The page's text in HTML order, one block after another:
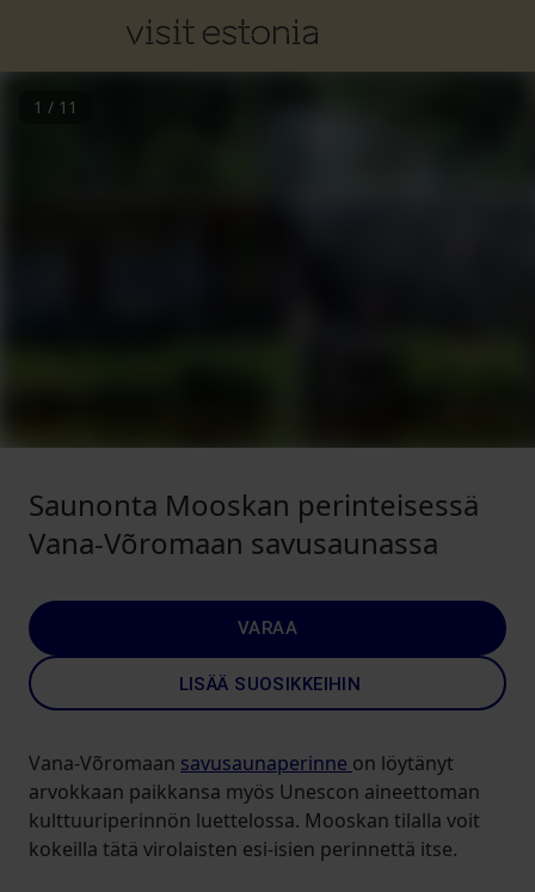
1 / 11
Saunonta Mooskan perinteisessä
Vana-Võromaan savusaunassa
VARAA
LISÄÄ SUOSIKKEIHIN
Vana-Võromaan savusaunaperinne on löytänyt
arvokkaan paikkansa myös Unescon aineettoman
kulttuuriperinnön luettelossa. Mooskan tilalla voit
kokeilla tätä virolaisten esi-isien perinnettä itse.